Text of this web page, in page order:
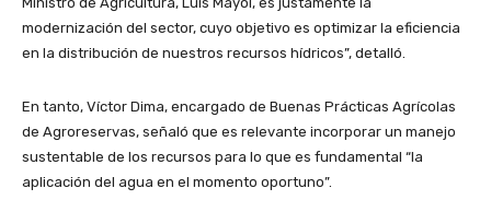
modernización del sector, cuyo objetivo es optimizar la eficiencia
en la distribución de nuestros recursos hídricos”, detalló.
En tanto, Víctor Dima, encargado de Buenas Prácticas Agrícolas
de Agroreservas, señaló que es relevante incorporar un manejo
sustentable de los recursos para lo que es fundamental “la
aplicación del agua en el momento oportuno”.